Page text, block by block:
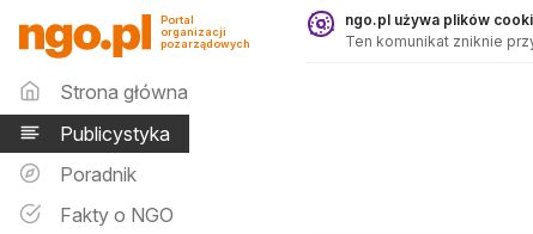
Publicystyka - ngo.pl
Portal
organizacji
pozarządowych
Menu główne
Strona główna
Publicystyka
Poradnik
Fakty o NGO
ngo.pl używa plików
Ten komunikat zniknie